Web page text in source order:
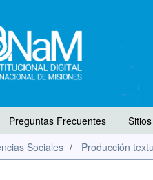
Preguntas Frecuentes
Sociales Producción